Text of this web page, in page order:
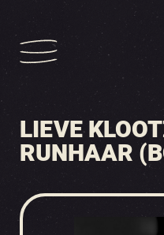
LIEVE
RUNHAAR